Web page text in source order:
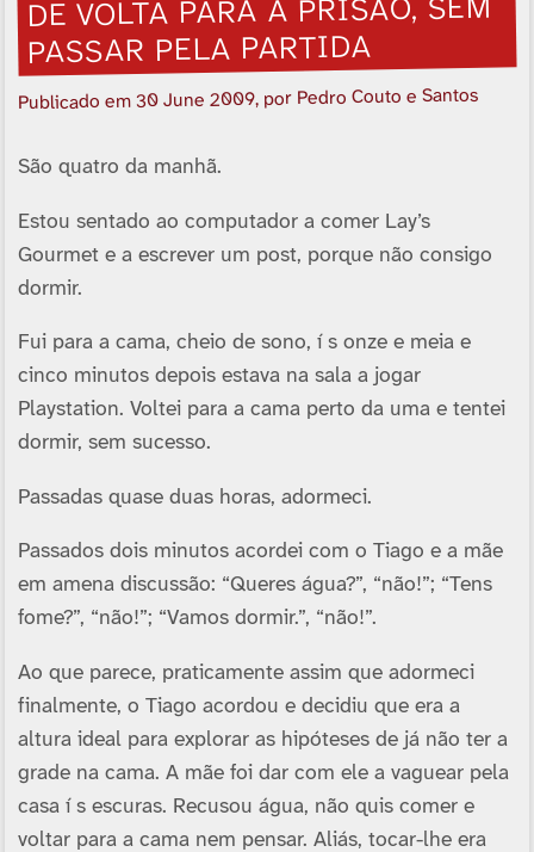
DE VOLTA PARA A PRISÃO, SEM
PASSAR PELA PARTIDA
Publicado em30 June 2009, por Pedro Couto e Santos
São quatro da manhã.
Estou sentado ao computador a comer Lay’s
Gourmet e a escrever um post, porque não consigo
dormir.
Fui para a cama, cheio de sono, í s onze e meia e
cinco minutos depois estava na sala a jogar
Playstation. Voltei para a cama perto da uma e tentei
dormir, sem sucesso.
Passadas quase duas horas, adormeci.
Passados dois minutos acordei com o Tiago e a mãe
em amena discussão: “Queres água?”, “não!”; “Tens
fome?”, “não!”; “Vamos dormir.”, “não!”.
Ao que parece, praticamente assim que adormeci
finalmente, o Tiago acordou e decidiu que era a
altura ideal para explorar as hipóteses de já não ter a
grade na cama. A mãe foi dar com ele a vaguear pela
casa í s escuras. Recusou água, não quis comer e
voltar para a cama nem pensar. Aliás, tocar-lhe era